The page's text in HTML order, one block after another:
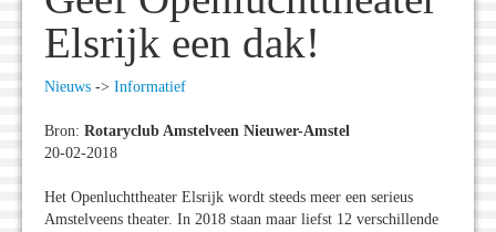
Elsrijk een dak!
Nieuws -> Informatief
Bron: Rotaryclub Amstelveen Nieuwer-Amstel
20-02-2018
Het Openluchttheater Elsrijk wordt steeds meer een serieus
Amstelveens theater. In 2018 staan maar liefst 12 verschillende